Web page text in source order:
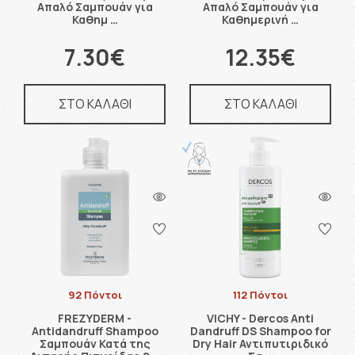
Απαλό Σαμπουάν για
Καθημ …
7.30€
ΣΤΟ ΚΑΛΑΘΙ
Απαλό Σαμπουάν για
Καθημερινή …
12.35€
ΣΤΟ ΚΑΛΑΘΙ
92 Πόντοι
FREZYDERM -
Antidandruff Shampoo
Σαμπουάν Κατά της
112 Πόντοι
VICHY - Dercos Anti
Dandruff DS Shampoo for
Dry Hair Αντιπυτιριδικό